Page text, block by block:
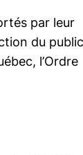
par leur
du
l’Ordre